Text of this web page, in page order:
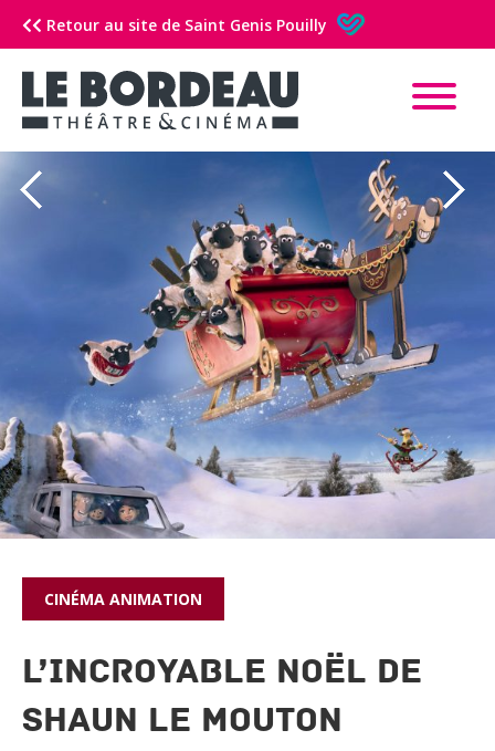
Retour au site de Saint Genis Pouilly
CINÉMA ANIMATION
L’INCROYABLE NOËL DE
SHAUN LE MOUTON